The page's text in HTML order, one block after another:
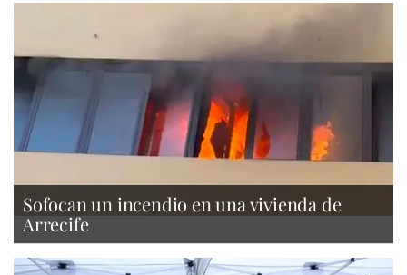
Sofocan un incendio en una vivienda de
Arrecife